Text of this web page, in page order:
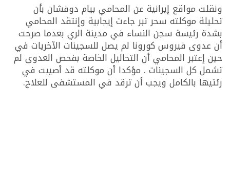
ونقلت مواقع إيرانية عن المحامي بيام دوفشان بأن
تحليلة موكلته سحر تبر جاءت إيجابية وإنتقد المحامي
بشدة رئيسة سجن النساء في مدينة الري بعدما صرحت
أن عدوى فيروس كورونا لم يصل للسجينات الآخريات في
حين إعتبر المحامي أن التحاليل الخاصة بفحص العدوى لم
تشمل كل السجينات . مؤكدا أن موكلته قد أصيبت في
رئتيها بالكامل ويجب أن ترقد في المستشفى للعلاج.